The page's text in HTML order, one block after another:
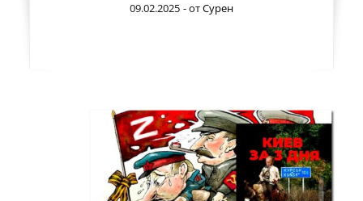
09.02.2025 - отСурен